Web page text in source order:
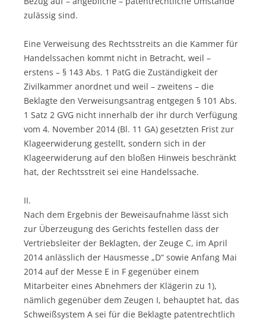
zulässig sind.
Eine Verweisung des Rechtsstreits an die Kammer für
Handelssachen kommt nicht in Betracht, weil –
erstens – § 143 Abs. 1 PatG die Zuständigkeit der
Zivilkammer anordnet und weil – zweitens – die
Beklagte den Verweisungsantrag entgegen § 101 Abs.
1 Satz 2 GVG nicht innerhalb der ihr durch Verfügung
vom 4. November 2014 (Bl. 11 GA) gesetzten Frist zur
Klageerwiderung gestellt, sondern sich in der
Klageerwiderung auf den bloßen Hinweis beschränkt
hat, der Rechtsstreit sei eine Handelssache.
II.
Nach dem Ergebnis der Beweisaufnahme lässt sich
zur Überzeugung des Gerichts festellen dass der
Vertriebsleiter der Beklagten, der Zeuge C, im April
2014 anlässlich der Hausmesse „D“ sowie Anfang Mai
2014 auf der Messe E in F gegenüber einem
Mitarbeiter eines Abnehmers der Klägerin zu 1),
nämlich gegenüber dem Zeugen I, behauptet hat, das
Schweißsystem A sei für die Beklagte patentrechtlich